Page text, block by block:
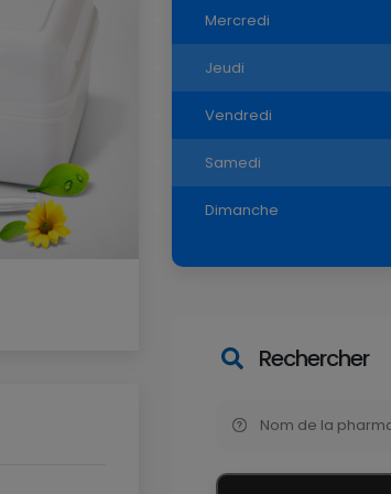
Mercredi
Jeudi
Vendredi
Samedi
Dimanche
Rechercher